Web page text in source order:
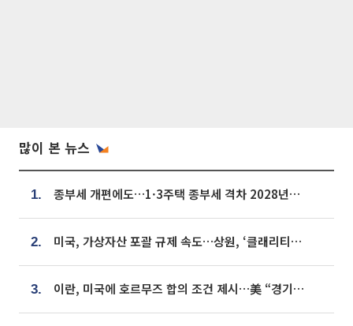
많이 본 뉴스
1. 종부세 개편에도…1·3주택 종부세 격차 2028년부터 확대
2. 미국, 가상자산 포괄 규제 속도…상원, ‘클래리티법’ 9월 절차투표 추진
3. 이란, 미국에 호르무즈 합의 조건 제시…美 “경기 아직 안 끝나” [종합]